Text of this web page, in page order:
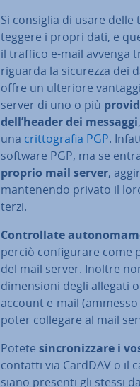
Si consiglia di usare
teg­ge­re i propri dati, e
il traffico e-mail avvenga
riguarda la sicurezza dei
offre un ulteriore
server di uno o più
dell’header dei messaggi
una crit­to­gra­fia PGP.
software PGP, ma se
proprio mail server,
man­te­nen­do privato il
terzi.
Con­trol­la­te
perciò con­fi­gu­ra­re come
del mail server. Inoltre
di­men­sio­ni degli allegati
account e-mail
poter collegare al mail
Potete sin­cro­niz­za­re i
contatti via CardDAV o il
siano presenti gli stessi